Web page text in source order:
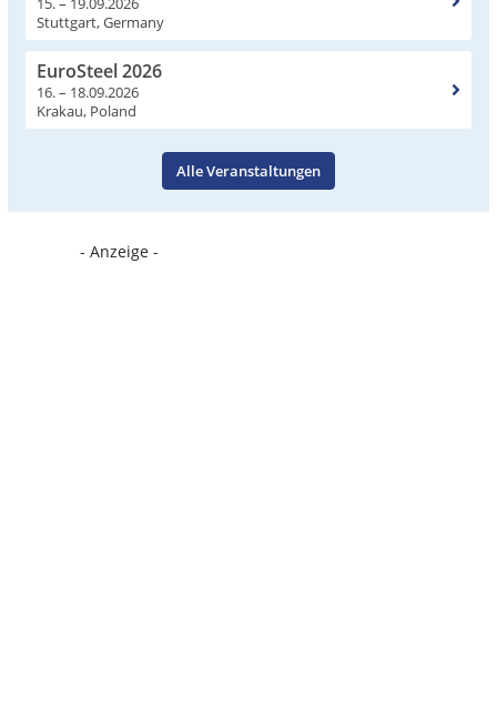
Stuttgart, Germany
EuroSteel 2026
16. – 18.09.2026
Krakau, Poland
Alle Veranstaltungen
- Anzeige -